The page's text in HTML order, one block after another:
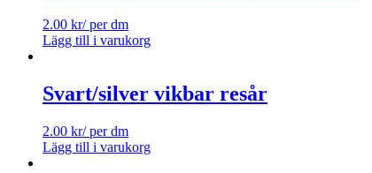
2.00 kr/ per dm
Lägg till i varukorg
Svart/silver vikbar resår
2.00 kr/ per dm
Lägg till i varukorg